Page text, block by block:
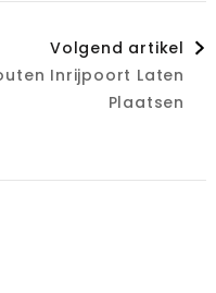
Volgend artikel
Inrijpoort Laten
Plaatsen